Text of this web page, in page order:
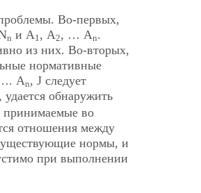
Во-первых,
n и А 1, А2, … Аn.
из них. Во-вторых,
нормативные
Аn, J следует
обнаружить
принимаемые во
отношения между
нормы, и
при выполнении